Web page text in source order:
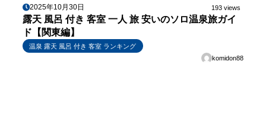
2025年10月30日 193 views
露天 風呂 付き 客室 一人 旅 安いのソロ温泉旅ガイ
ド【関東編】
温泉 露天 風呂 付き 客室 ランキング
komidon88